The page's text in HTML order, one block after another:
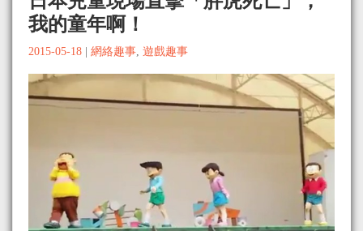
我的童年啊！
2015-05-18 網絡趣事, 遊戲趣事